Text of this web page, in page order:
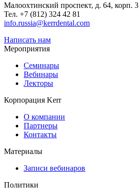
Малоохтинский проспект, д. 64, корп. 3
Тел. +7 (812) 324 42 81
info.russia@kerrdental.com
Написать нам
Мероприятия
Семинары
Вебинары
Лекторы
Корпорация Kerr
О компании
Партнеры
Контакты
Материалы
Записи вебинаров
Политики